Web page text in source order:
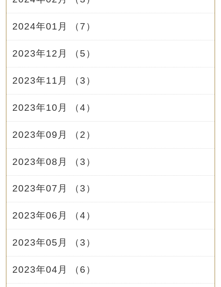
2024年01月 （7）
2023年12月 （5）
2023年11月 （3）
2023年10月 （4）
2023年09月 （2）
2023年08月 （3）
2023年07月 （3）
2023年06月 （4）
2023年05月 （3）
2023年04月 （6）